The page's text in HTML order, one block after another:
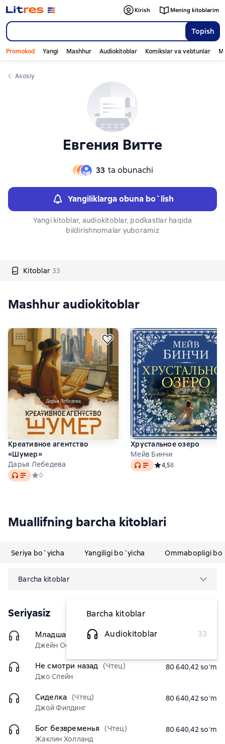
Topish
Kirish Mening kitoblarim
Promokod Yangi Mashhur Audiokitoblar Komikslar va vebtunlar
Asosiy
Евгения Витте
33 ta obunachi
Yangiliklarga obuna bo`lish
Yangi kitoblar, audiokitoblar, podkastlar haqida
bildirishnomalar yuboramiz
Kitoblar 33
Слайдер с книгами
Mashhur audiokitoblar
Креативное агентство
«Шумер»
Дарья Лебедева
Audio Средний рейтинг 0 на основе 0 оценок
0
Хрустальное озеро
Мейв Бинчи
Audio Средний рейтинг 4,5
4,58
Muallifning barcha kitoblari
Seriya bo`yicha Yangiligi bo`yicha Ommabopligi
Barcha kitoblar
Barcha kitoblar
Audiokitoblar
33
Seriyasiz
Младшая сестра
(Чтец)
Джейн Остин, Кэтрин Остин Хаббэк
65 951,82 soʻm
Не смотри назад (Чтец)
Джо Спейн
80 640,42 soʻm
Сиделка (Чтец)
Джой Филдинг
80 640,42 soʻm
Бог безвременья
(Чтец)
Жаклин Холланд
80 640,42 soʻm